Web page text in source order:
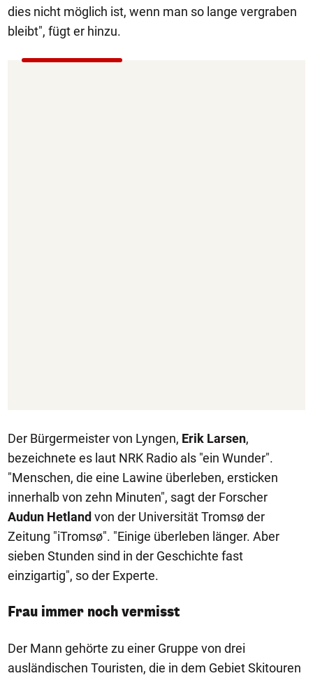
dies nicht möglich ist, wenn man so lange vergraben
bleibt", fügt er hinzu.
Der Bürgermeister von Lyngen, Erik Larsen,
bezeichnete es laut NRK Radio als "ein Wunder".
"Menschen, die eine Lawine überleben, ersticken
innerhalb von zehn Minuten", sagt der Forscher
Audun Hetlandvon der Universität Tromsø der
Zeitung "iTromsø". "Einige überleben länger. Aber
sieben Stunden sind in der Geschichte fast
einzigartig", so der Experte.
Frau immer noch vermisst
Der Mann gehörte zu einer Gruppe von drei
ausländischen Touristen, die in dem Gebiet Skitouren